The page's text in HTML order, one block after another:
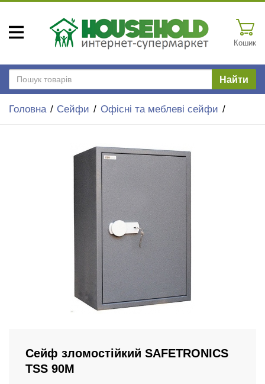
Кошик
Найти
Головна Сейфи Офісні та меблеві сейфи
Сейф зломостійкий SAFETRONICS
TSS 90M